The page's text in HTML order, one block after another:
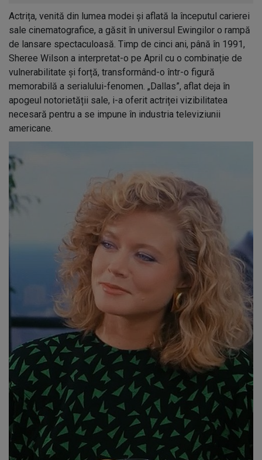
Actrița, venită din lumea modei și aflată la începutul carierei
sale cinematografice, a găsit în universul Ewingilor o rampă
de lansare spectaculoasă. Timp de cinci ani, până în 1991,
Sheree Wilson a interpretat-o pe April cu o combinație de
vulnerabilitate și forță, transformând-o într-o figură
memorabilă a serialului-fenomen. „Dallas”, aflat deja în
apogeul notorietății sale, i-a oferit actriței vizibilitatea
necesară pentru a se impune în industria televiziunii
americane.